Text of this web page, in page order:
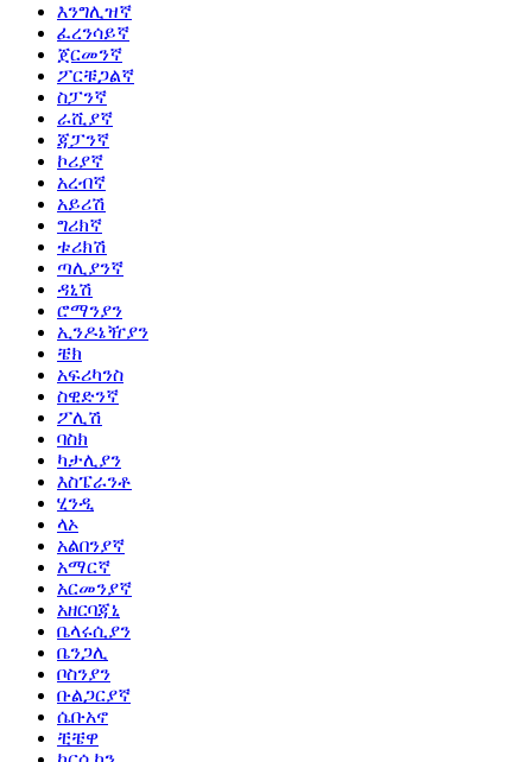
እንግሊዝኛ
ፈረንሳይኛ
ጀርመንኛ
ፖርቹጋልኛ
ስፓንኛ
ራሺያኛ
ጃፓንኛ
ኮሪያኛ
አረብኛ
አይሪሽ
ግሪክኛ
ቱሪክሽ
ጣሊያንኛ
ዳኒሽ
ሮማንያን
ኢንዶኔዥያን
ቼክ
አፍሪካንስ
ስዊድንኛ
ፖሊሽ
ባስክ
ካታሊያን
እስፔራንቶ
ሂንዲ
ላኦ
አልበንያኛ
አማርኛ
አርመንያኛ
አዘርባጃኒ
ቤላሩሲያን
ቤንጋሊ
ቦስንያን
ቡልጋርያኛ
ሴቡአኖ
ቺቼዋ